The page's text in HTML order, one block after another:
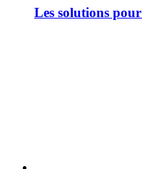
Les solutions